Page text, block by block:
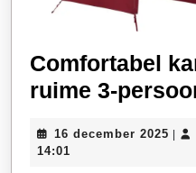
Comfortabel
ruime 3-
16 december 2025 16
|
14:01